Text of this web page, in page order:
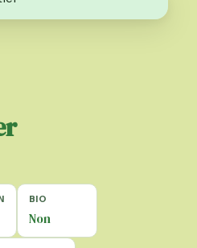
BIO
Non